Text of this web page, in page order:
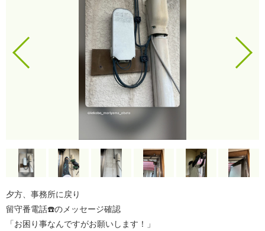
夕方、事務所に戻り
留守番電話☎️のメッセージ確認
「お困り事なんですがお願いします！」